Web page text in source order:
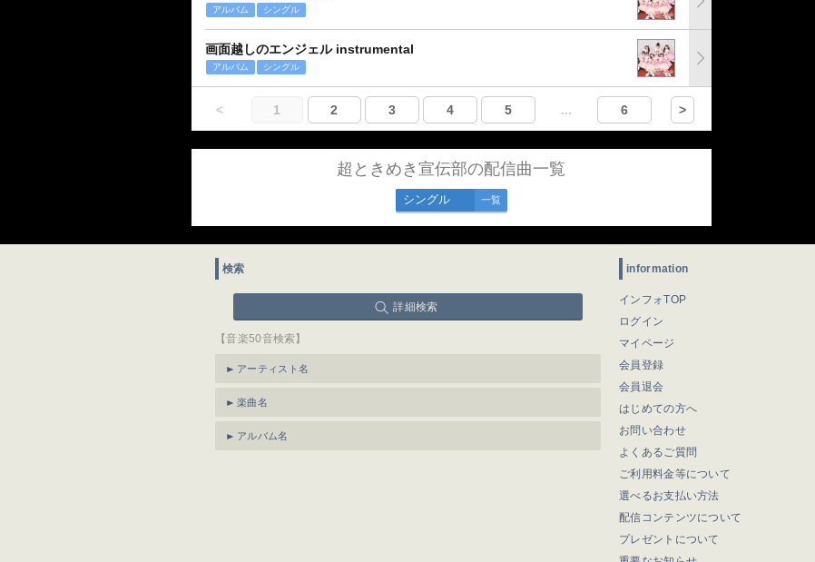
アルバム シングル
画面越しのエンジェル instrumental
アルバム シングル
< 1 2 3 4 5 ... 6 >
超ときめき宣伝部の配信曲一覧
シングル 一覧
検索
詳細検索
【音楽50音検索】
アーティスト名
楽曲名
アルバム名
information
インフォTOP
ログイン
マイページ
会員登録
会員退会
はじめての方へ
お問い合わせ
よくあるご質問
ご利用料金等について
選べるお支払い方法
配信コンテンツについて
プレゼントについて